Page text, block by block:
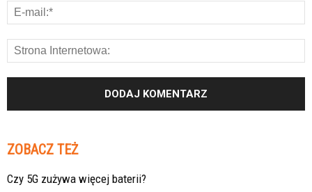
ZOBACZ TEŻ
Czy 5G zużywa więcej baterii?